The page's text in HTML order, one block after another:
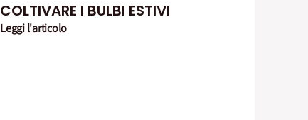
COLTIVARE I BULBI ESTIVI
Leggi l'articolo